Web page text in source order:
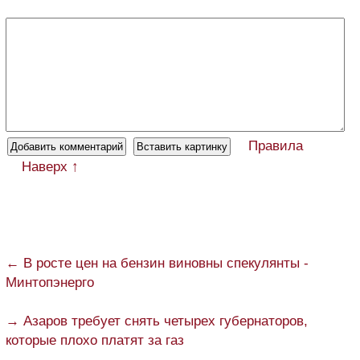
Правила
Наверх ↑
← В росте цен на бензин виновны спекулянты -
Минтопэнерго
→ Азаров требует снять четырех губернаторов,
которые плохо платят за газ